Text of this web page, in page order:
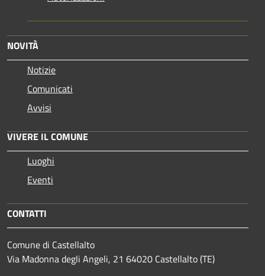
NOVITÀ
Notizie
Comunicati
Avvisi
VIVERE IL COMUNE
Luoghi
Eventi
CONTATTI
Comune di Castellalto
Via Madonna degli Angeli, 21 64020 Castellalto (TE)